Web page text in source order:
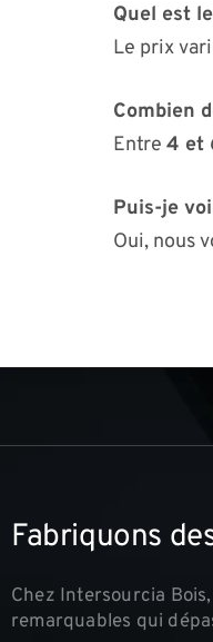
Quel est
Le prix
Combien
Entre 4 et
Puis-je
Oui, nous
Fabriquons de
Chez Intersourcia
remarquables qui